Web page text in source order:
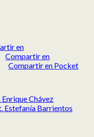
en
Compartir en
Compartir en Pocket
Chávez
Estefanía Barrientos